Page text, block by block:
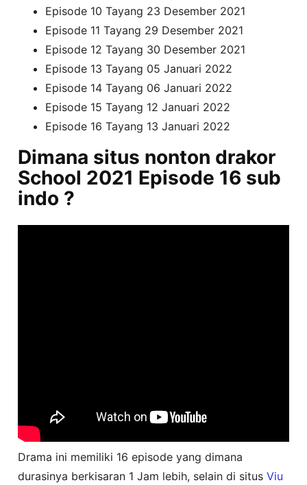
Episode 10 Tayang 23 Desember 2021
Episode 11 Tayang 29 Desember 2021
Episode 12 Tayang 30 Desember 2021
Episode 13 Tayang 05 Januari 2022
Episode 14 Tayang 06 Januari 2022
Episode 15 Tayang 12 Januari 2022
Episode 16 Tayang 13 Januari 2022
Dimana situs nonton drakor
School 2021 Episode 16 sub
indo ?
Drama ini memiliki 16 episode yang dimana
durasinya berkisaran 1 Jam lebih, selain di situsViu